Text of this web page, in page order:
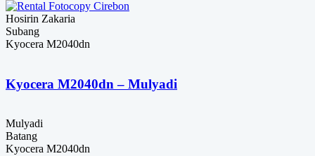
Hosirin Zakaria
Subang
Kyocera M2040dn
Kyocera M2040dn – Mulyadi
Mulyadi
Batang
Kyocera M2040dn